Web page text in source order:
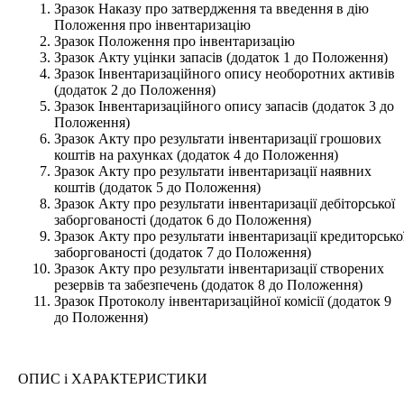
Зразок Наказу про затвердження та введення в дію
Положення про інвентаризацію
Зразок Положення про інвентаризацію
Зразок Акту уцінки запасів (додаток 1 до Положення)
Зразок Інвентаризаційного опису необоротних активів
(додаток 2 до Положення)
Зразок Інвентаризаційного опису запасів (додаток 3 до
Положення)
Зразок Акту про результати інвентаризації грошових
коштів на рахунках (додаток 4 до Положення)
Зразок Акту про результати інвентаризації наявних
коштів (додаток 5 до Положення)
Зразок Акту про результати інвентаризації дебіторської
заборгованості (додаток 6 до Положення)
Зразок Акту про результати інвентаризації
заборгованості (додаток 7 до Положення)
Зразок Акту про результати інвентаризації створених
резервів та забезпечень (додаток 8 до Положення)
Зразок Протоколу інвентаризаційної комісії (додаток 9
до Положення)
ОПИС і ХАРАКТЕРИСТИКИ